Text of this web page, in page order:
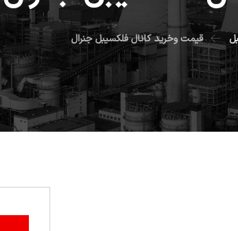
قیمت وخرید کانال فلکسیبل جنرال